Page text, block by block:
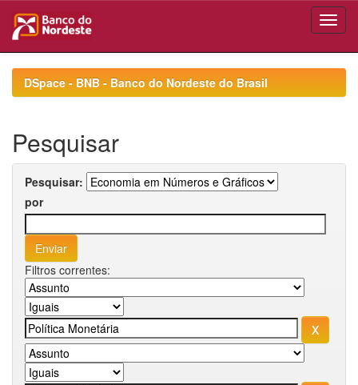
navigationDSpace - BNB - Banco do Nordeste do Brasil
Pesquisar
Pesquisar:
por
Filtros correntes: